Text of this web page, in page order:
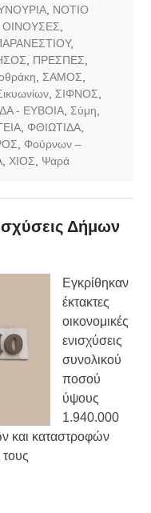
, ΝΟΤΙΟ
ΟΙΝΟΥΣΕΣ
,
ΠΡΕΣΠΕΣ
ΣΑΜΟΣ
, ΣΙΦΝΟΣ
- ΕΥΒΟΙΑ, Σύμη
, ΦΘΙΩΤΙΔΑ,
Φούρνων –
, ΧΙΟΣ Ψαρά
Δήμων
Εγκρίθηκαν
έκτακτες
οικονομικές
ενισχύσεις
συνολικού
ποσού
ύψους
1.940.000
και καταστροφών